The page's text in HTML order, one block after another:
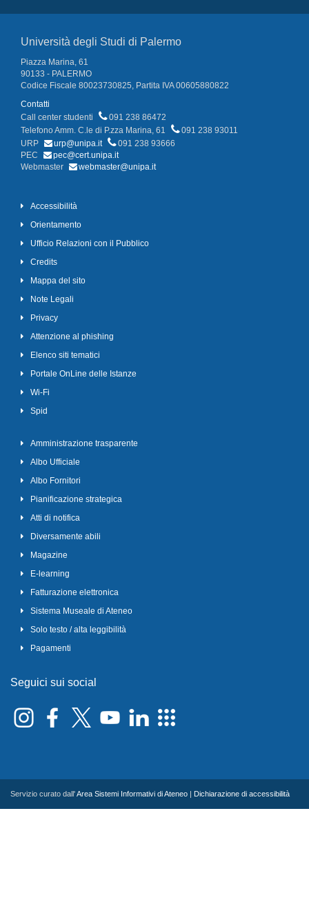
Università degli Studi di Palermo
Piazza Marina, 61
90133 - PALERMO
Codice Fiscale 80023730825, Partita IVA 00605880822
Contatti
Call center studenti
091 238 86472
Telefono Amm. C.le di P.zza Marina, 61
091 238 93011
URP
urp@unipa.it
091 238 93666
PEC
pec@cert.unipa.it
Webmaster
webmaster@unipa.it
Accessibilità
Orientamento
Ufficio Relazioni con il Pubblico
Credits
Mappa del sito
Note Legali
Privacy
Attenzione al phishing
Elenco siti tematici
Portale OnLine delle Istanze
Wi-Fi
Spid
Amministrazione trasparente
Albo Ufficiale
Albo Fornitori
Pianificazione strategica
Atti di notifica
Diversamente abili
Magazine
E-learning
Fatturazione elettronica
Sistema Museale di Ateneo
Solo testo / alta leggibilità
Pagamenti
Seguici sui social
Servizio curato dall'Area Sistemi Informativi di Ateneo Dichiarazione di accessibilità